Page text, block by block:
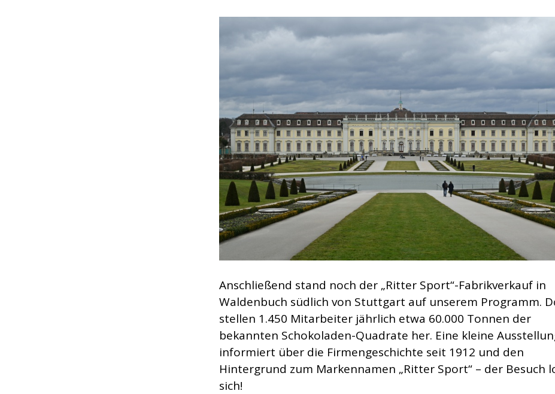
Anschließend stand noch der „Ritter Sport“-Fabrikverkauf in
Waldenbuch südlich von Stuttgart auf unserem Programm.
stellen 1.450 Mitarbeiter jährlich etwa 60.000 Tonnen der
bekannten Schokoladen-Quadrate her. Eine kleine
informiert über die Firmengeschichte seit 1912 und den
Hintergrund zum Markennamen „Ritter Sport“ – der Besuch
sich!